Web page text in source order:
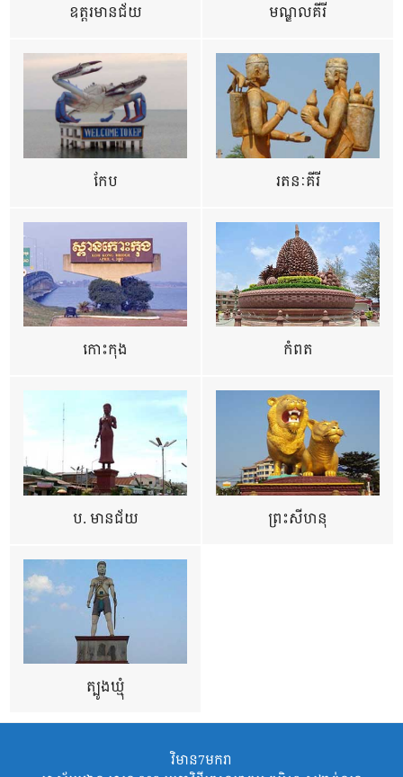
ឧត្ដរមានជ័យ មណ្ឌលគីរី
កែប រតនៈគីរី
កោះកុង កំពត
ប. មានជ័យ ព្រះសីហនុ
ត្បូងឃ្មុំ
វិមាន7មករា